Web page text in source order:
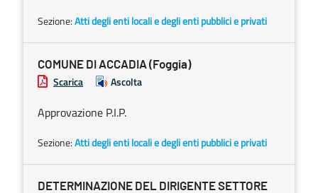
Sezione:Atti degli enti locali e degli enti pubblici e privati
COMUNE DI ACCADIA (Foggia)
Scarica Ascolta
Approvazione P.I.P.
Sezione:Atti degli enti locali e degli enti pubblici e privati
DETERMINAZIONE DEL DIRIGENTE SETTORE